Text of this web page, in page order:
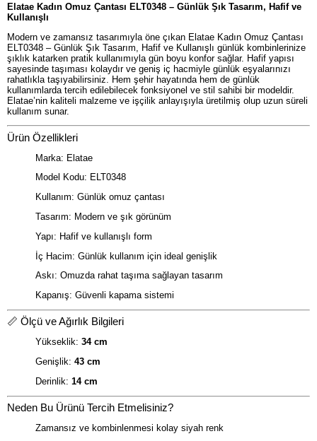
Elatae Kadın Omuz Çantası ELT0348 – Günlük Şık Tasarım, Hafif ve
Kullanışlı
Modern ve zamansız tasarımıyla öne çıkan Elatae Kadın Omuz Çantası
ELT0348 – Günlük Şık Tasarım, Hafif ve Kullanışlı günlük kombinlerinize
şıklık katarken pratik kullanımıyla gün boyu konfor sağlar. Hafif yapısı
sayesinde taşıması kolaydır ve geniş iç hacmiyle günlük eşyalarınızı
rahatlıkla taşıyabilirsiniz. Hem şehir hayatında hem de günlük
kullanımlarda tercih edilebilecek fonksiyonel ve stil sahibi bir modeldir.
Elatae’nin kaliteli malzeme ve işçilik anlayışıyla üretilmiş olup uzun süreli
kullanım sunar.
Ürün Özellikleri
Marka: Elatae
Model Kodu: ELT0348
Kullanım: Günlük omuz çantası
Tasarım: Modern ve şık görünüm
Yapı: Hafif ve kullanışlı form
İç Hacim: Günlük kullanım için ideal genişlik
Askı: Omuzda rahat taşıma sağlayan tasarım
Kapanış: Güvenli kapama sistemi
📏 Ölçü ve Ağırlık Bilgileri
Yükseklik: 34 cm
Genişlik: 43 cm
Derinlik: 14 cm
Neden Bu Ürünü Tercih Etmelisiniz?
Zamansız ve kombinlenmesi kolay siyah renk